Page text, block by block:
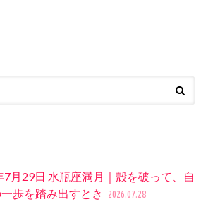
7月29日 水瓶座満月｜殻を破って、自
歩を踏み出すとき
2026.07.28